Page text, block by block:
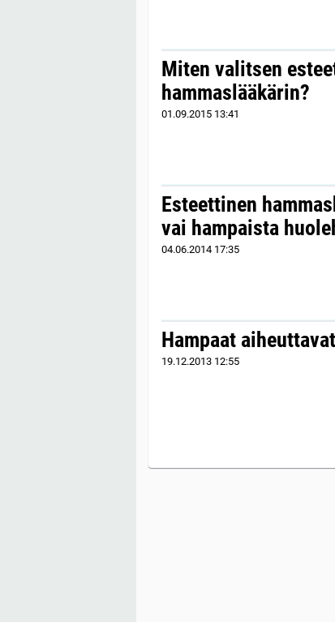
Miten valitsen
hammaslääkärin?
01.09.2015 13:41
Esteettinen
vai hampaista
04.06.2014 17:35
Hampaat
19.12.2013 12:55